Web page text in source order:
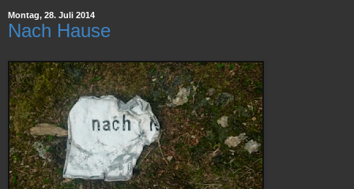
Montag, 28. Juli 2014
Nach Hause